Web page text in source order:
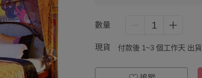
數量 1
現貨 付款後 1~3 個工作天 出貨